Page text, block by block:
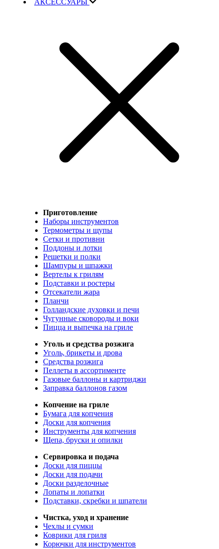
АКСЕССУАРЫ
Приготовление
Наборы инструментов
Термометры и щупы
Сетки и противни
Поддоны и лотки
Решетки и полки
Шампуры и шпажки
Вертелы к грилям
Подставки и ростеры
Отсекатели жара
Планчи
Голландские духовки и печи
Чугунные сковороды и воки
Пицца и выпечка на гриле
Уголь и средства розжига
Уголь, брикеты и дрова
Средства розжига
Пеллеты в ассортименте
Газовые баллоны и картриджи
Заправка баллонов газом
Копчение на гриле
Бумага для копчения
Доски для копчения
Инструменты для копчения
Щепа, бруски и опилки
Сервировка и подача
Доски для пиццы
Доски для подачи
Доски разделочные
Лопаты и лопатки
Подставки, скребки и шпатели
Чистка, уход и хранение
Чехлы и сумки
Коврики для гриля
Корючки для инструментов